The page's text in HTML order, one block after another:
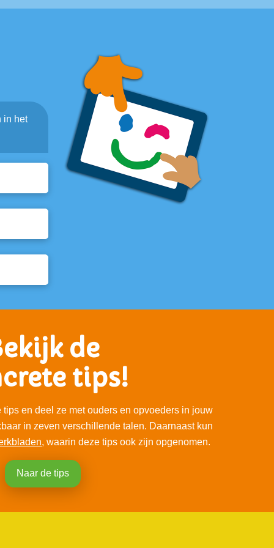
in het
de
tips!
en deel ze met ouders en opvoeders in jouw
in zeven verschillende talen. Daarnaast kun
, waarin deze tips ook zijn opgenomen.
Naar de tips